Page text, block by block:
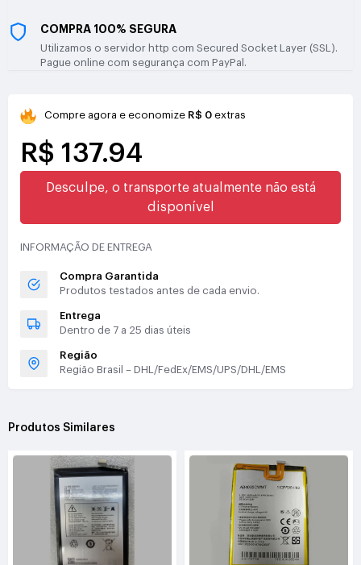
COMPRA 100% SEGURA
Utilizamos o servidor http com Secured Socket Layer (SSL).
Pague online com segurança com PayPal.
Compre agora e economize R$ 0 extras
R$ 137.94
Desculpe, o transporte atualmente não está
disponível
INFORMAÇÃO DE ENTREGA
Compra Garantida
Produtos testados antes de cada envio.
Entrega
Dentro de 7 a 25 dias úteis
Região
Região Brasil – DHL/FedEx/EMS/UPS/DHL/EMS
Produtos Similares